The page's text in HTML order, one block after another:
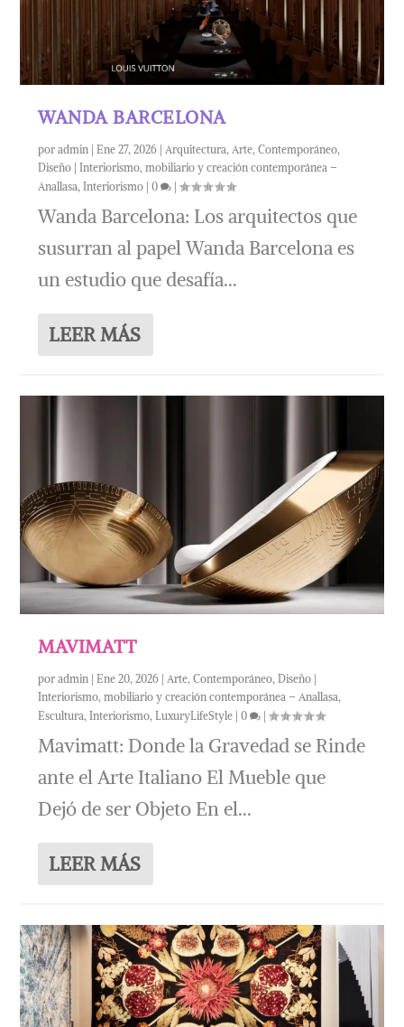
WANDA BARCELONA
poradmin |Ene 27, 2026 Arquitectura, Arte,Contemporáneo,
Diseño | Interiorismo, mobiliario y creación contemporánea –
Anallasa,Interiorismo |0 |
Wanda Barcelona: Los arquitectos que
susurran al papel Wanda Barcelona es
un estudio que desafía...
LEER MÁS
MAVIMATT
poradmin |Ene 20, 2026 | Arte,Contemporáneo,Diseño |
Interiorismo, mobiliario y creación contemporánea – Anallasa,
Escultura,Interiorismo,LuxuryLifeStyle |0 |
Mavimatt: Donde la Gravedad se Rinde
ante el Arte Italiano El Mueble que
Dejó de ser Objeto En el...
LEER MÁS